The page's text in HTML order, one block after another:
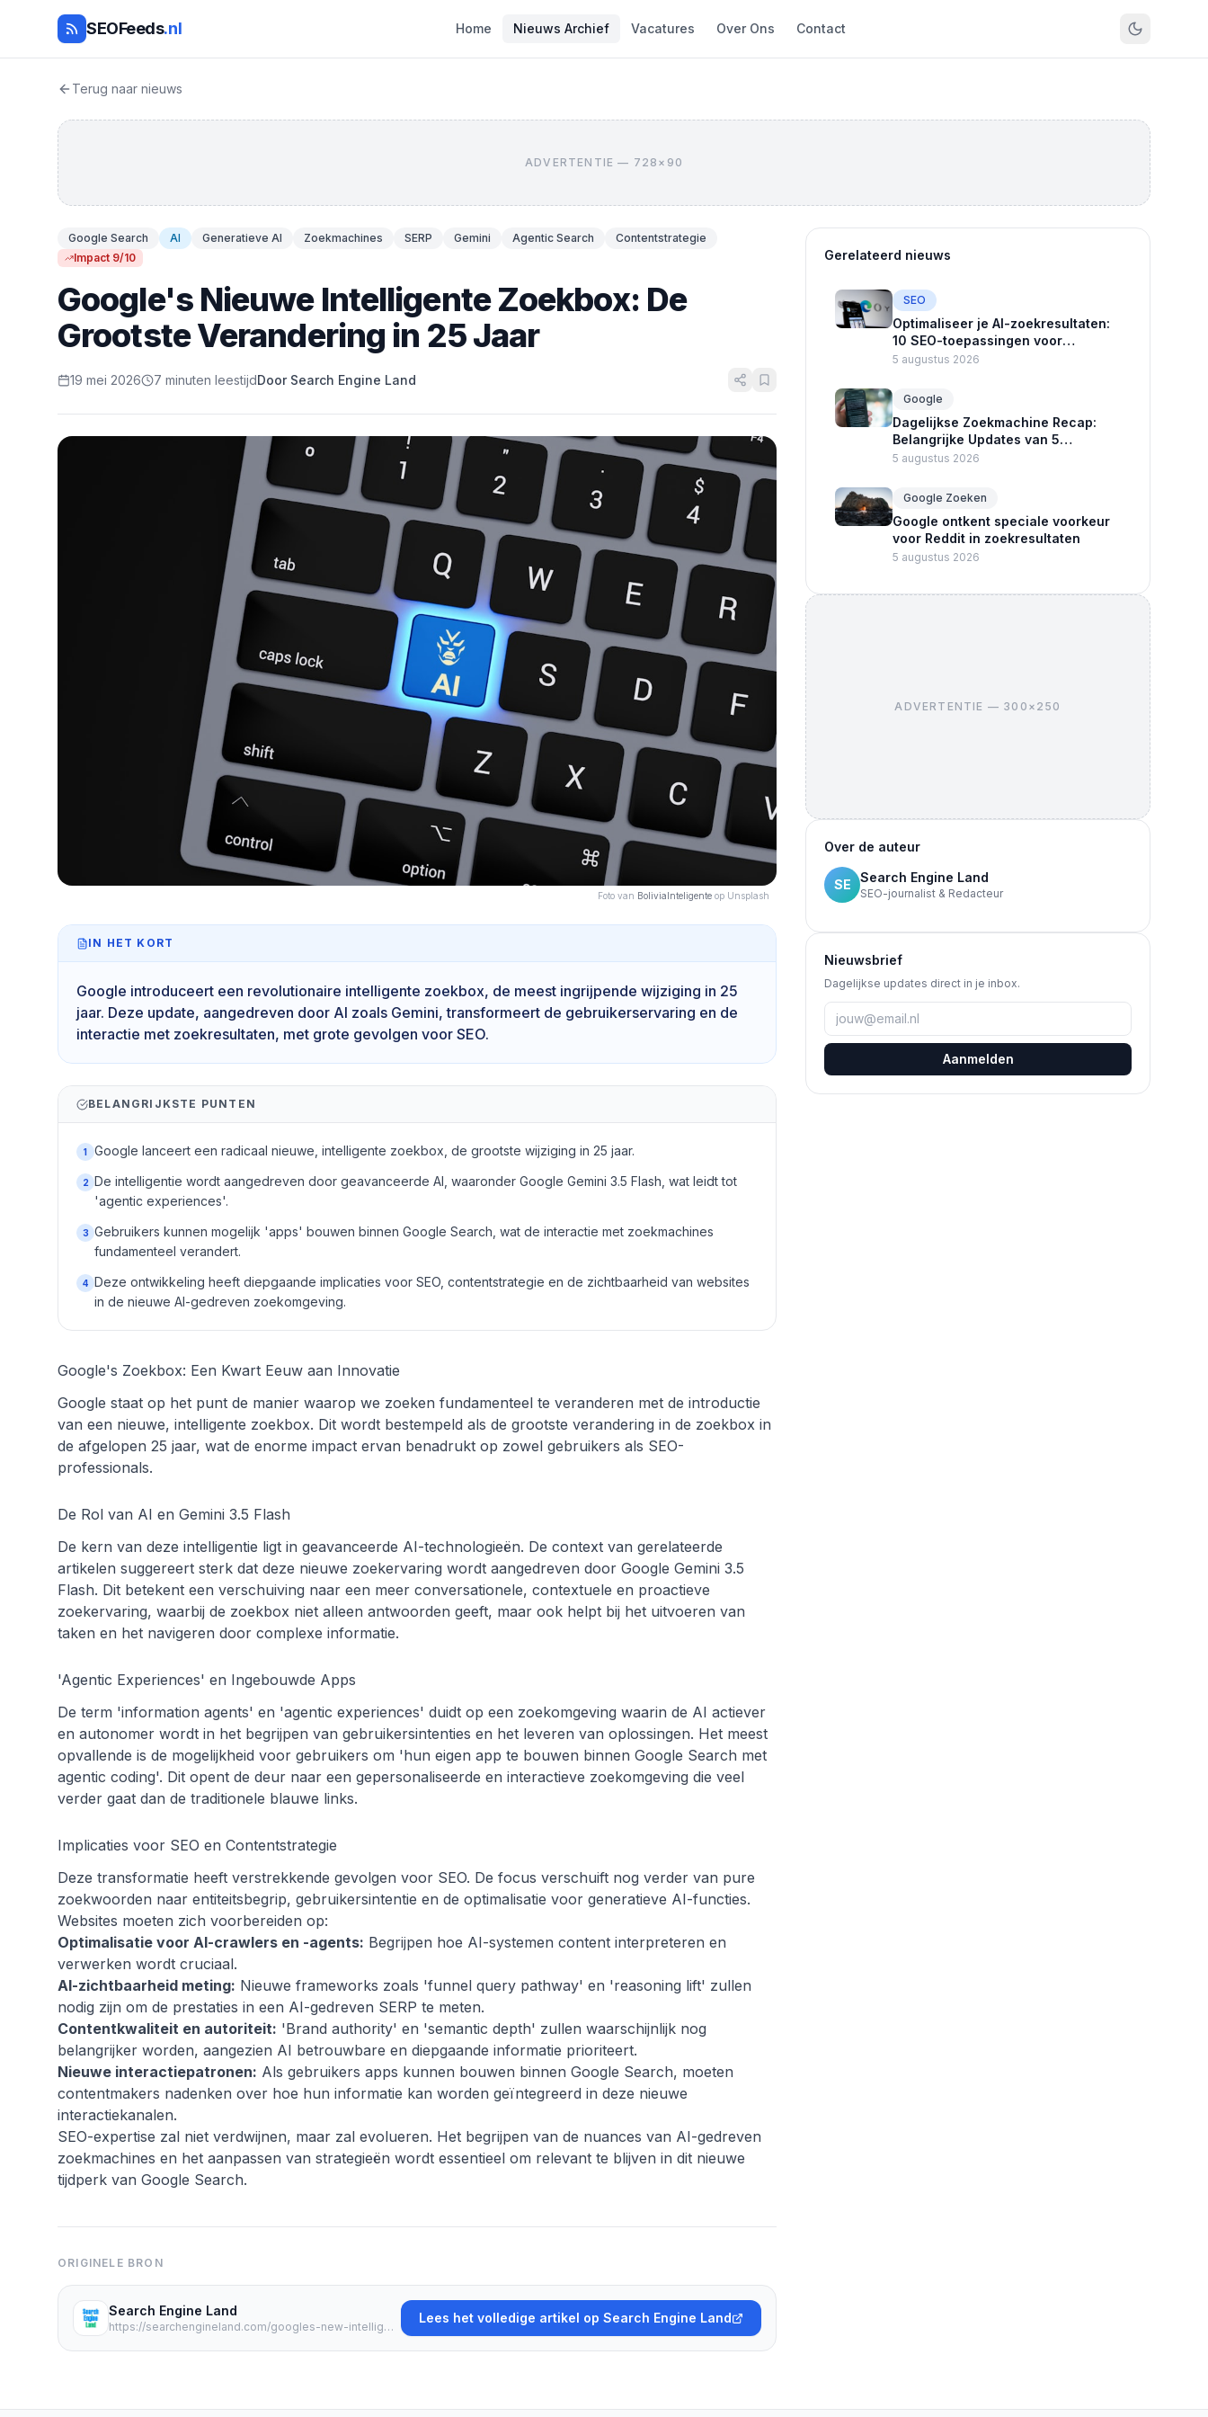
SEOFeeds.nl Home Nieuws Archief Vacatures Over Ons Contact
Terug naar nieuws
ADVERTENTIE — 728×90
Google Search AI Generatieve AI Zoekmachines SERP Gemini Agentic Search
Contentstrategie
Impact 9/10
Google's Nieuwe Intelligente Zoekbox: De
Grootste Verandering in 25 Jaar
19 mei 2026 7 minuten leestijdDoor Search Engine Land
Foto van BoliviaInteligente op Unsplash
IN HET KORT
Google introduceert een revolutionaire intelligente zoekbox, de meest ingrijpende wijziging in 25
jaar. Deze update, aangedreven door AI zoals Gemini, transformeert de gebruikerservaring en de
interactie met zoekresultaten, met grote gevolgen voor SEO.
BELANGRIJKSTE PUNTEN
1 Google lanceert een radicaal nieuwe, intelligente zoekbox, de grootste wijziging in 25 jaar.
2 De intelligentie wordt aangedreven door geavanceerde AI, waaronder Google Gemini 3.5 Flash, wat leidt tot
'agentic experiences'.
3 Gebruikers kunnen mogelijk 'apps' bouwen binnen Google Search, wat de interactie met zoekmachines
fundamenteel verandert.
4 Deze ontwikkeling heeft diepgaande implicaties voor SEO, contentstrategie en de zichtbaarheid van websites
in de nieuwe AI-gedreven zoekomgeving.
Google's Zoekbox: Een Kwart Eeuw aan Innovatie
Google staat op het punt de manier waarop we zoeken fundamenteel te veranderen met de introductie
van een nieuwe, intelligente zoekbox. Dit wordt bestempeld als de grootste verandering in de zoekbox in
de afgelopen 25 jaar, wat de enorme impact ervan benadrukt op zowel gebruikers als SEO-
professionals.
De Rol van AI en Gemini 3.5 Flash
De kern van deze intelligentie ligt in geavanceerde AI-technologieën. De context van gerelateerde
artikelen suggereert sterk dat deze nieuwe zoekervaring wordt aangedreven door Google Gemini 3.5
Flash. Dit betekent een verschuiving naar een meer conversationele, contextuele en proactieve
zoekervaring, waarbij de zoekbox niet alleen antwoorden geeft, maar ook helpt bij het uitvoeren van
taken en het navigeren door complexe informatie.
'Agentic Experiences' en Ingebouwde Apps
De term 'information agents' en 'agentic experiences' duidt op een zoekomgeving waarin de AI actiever
en autonomer wordt in het begrijpen van gebruikersintenties en het leveren van oplossingen. Het meest
opvallende is de mogelijkheid voor gebruikers om 'hun eigen app te bouwen binnen Google Search met
agentic coding'. Dit opent de deur naar een gepersonaliseerde en interactieve zoekomgeving die veel
verder gaat dan de traditionele blauwe links.
Implicaties voor SEO en Contentstrategie
Deze transformatie heeft verstrekkende gevolgen voor SEO. De focus verschuift nog verder van pure
zoekwoorden naar entiteitsbegrip, gebruikersintentie en de optimalisatie voor generatieve AI-functies.
Websites moeten zich voorbereiden op:
Optimalisatie voor AI-crawlers en -agents: Begrijpen hoe AI-systemen content interpreteren en
verwerken wordt cruciaal.
AI-zichtbaarheid meting: Nieuwe frameworks zoals 'funnel query pathway' en 'reasoning lift' zullen
nodig zijn om de prestaties in een AI-gedreven SERP te meten.
Contentkwaliteit en autoriteit: 'Brand authority' en 'semantic depth' zullen waarschijnlijk nog
belangrijker worden, aangezien AI betrouwbare en diepgaande informatie prioriteert.
Nieuwe interactiepatronen: Als gebruikers apps kunnen bouwen binnen Google Search, moeten
contentmakers nadenken over hoe hun informatie kan worden geïntegreerd in deze nieuwe
interactiekanalen.
SEO-expertise zal niet verdwijnen, maar zal evolueren. Het begrijpen van de nuances van AI-gedreven
zoekmachines en het aanpassen van strategieën wordt essentieel om relevant te blijven in dit nieuwe
tijdperk van Google Search.
ORIGINELE BRON
Search Engine Land
https://searchengineland.com/googles-new-intelligent-search-box-its-biggest-change-to-the-search-box-in-25-years-477968
Lees het volledige artikel op Search Engine Land
Gerelateerd nieuws
SEO
Optimaliseer je AI-zoekresultaten:
10 SEO-toepassingen voor
toegankelijkheid
5 augustus 2026
Google
Dagelijkse Zoekmachine Recap:
Belangrijke Updates van 5
Augustus 2026
5 augustus 2026
Google Zoeken
Google ontkent speciale voorkeur
voor Reddit in zoekresultaten
5 augustus 2026
ADVERTENTIE — 300×250
Over de auteur
SE Search Engine Land
SEO-journalist & Redacteur
Nieuwsbrief
Dagelijkse updates direct in je inbox.
Aanmelden